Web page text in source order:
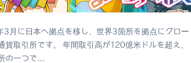
月に日本へ拠点を移し、世界3箇所を拠点にグロー
貨取引所です。 年間取引高が120億米ドルを超え、
の一つで…